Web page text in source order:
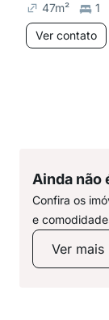
47m²
1
Ver contato
Ainda não
Confira os
e
Ver mais